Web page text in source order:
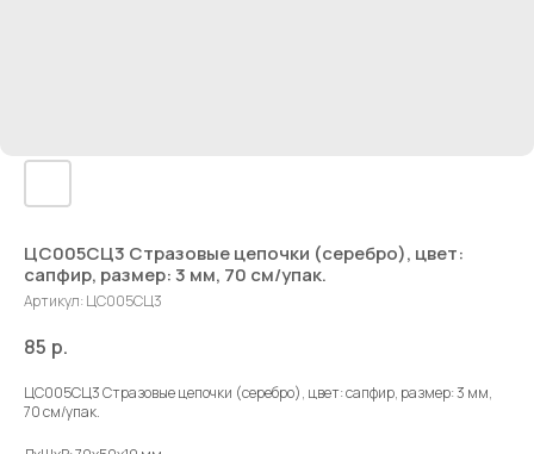
ЦС005СЦ3 Стразовые цепочки (серебро), цвет:
сапфир, размер: 3 мм, 70 см/упак.
Артикул: ЦС005СЦ3
85 р.
ЦС005СЦ3 Стразовые цепочки (серебро), цвет: сапфир, размер: 3 мм,
70 см/упак.